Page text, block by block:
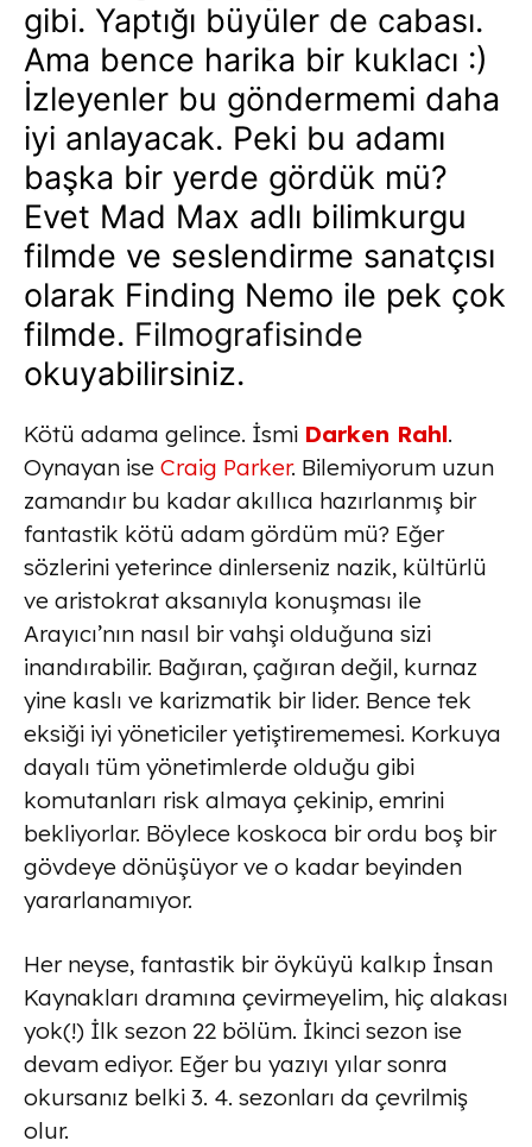
gibi. Yaptığı büyüler de cabası.
Ama bence harika bir kuklacı :)
İzleyenler bu göndermemi daha
iyi anlayacak. Peki bu adamı
başka bir yerde gördük mü?
Evet Mad Max adlı bilimkurgu
filmde ve seslendirme sanatçısı
olarak Finding Nemo ile pek çok
filmde. Filmografisinde
okuyabilirsiniz.
Kötü adama gelince. İsmi Darken Rahl.
Oynayan ise Craig Parker. Bilemiyorum uzun
zamandır bu kadar akıllıca hazırlanmış bir
fantastik kötü adam gördüm mü? Eğer
sözlerini yeterince dinlerseniz nazik, kültürlü
ve aristokrat aksanıyla konuşması ile
Arayıcı’nın nasıl bir vahşi olduğuna sizi
inandırabilir. Bağıran, çağıran değil, kurnaz
yine kaslı ve karizmatik bir lider. Bence tek
eksiği iyi yöneticiler yetiştirememesi. Korkuya
dayalı tüm yönetimlerde olduğu gibi
komutanları risk almaya çekinip, emrini
bekliyorlar. Böylece koskoca bir ordu boş bir
gövdeye dönüşüyor ve o kadar beyinden
yararlanamıyor.
Her neyse, fantastik bir öyküyü kalkıp İnsan
Kaynakları dramına çevirmeyelim, hiç alakası
yok(!) İlk sezon 22 bölüm. İkinci sezon ise
devam ediyor. Eğer bu yazıyı yılar sonra
okursanız belki 3. 4. sezonları da çevrilmiş
olur.